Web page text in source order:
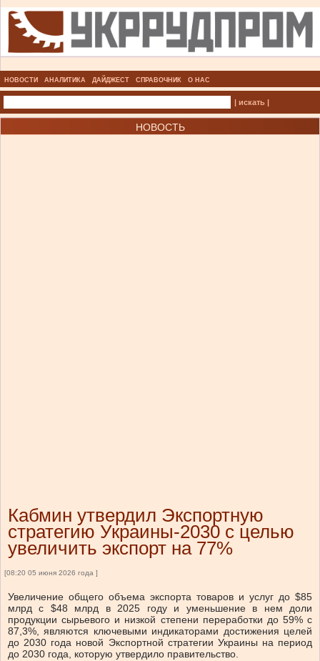
НОВОСТИ АНАЛИТИКА ДАЙДЖЕСТ СПРАВОЧНИК О НАС
| искать |
НОВОСТЬ
Кабмин утвердил Экспортную
стратегию Украины-2030 с целью
увеличить экспорт на 77%
[08:20 05 июня 2026 года ]
Увеличение общего объема экспорта товаров и услуг до $85
млрд с $48 млрд в 2025 году и уменьшение в нем доли
продукции сырьевого и низкой степени переработки до 59% с
87,3%, являются ключевыми индикаторами достижения целей
до 2030 года новой Экспортной стратегии Украины на период
до 2030 года, которую утвердило правительство.